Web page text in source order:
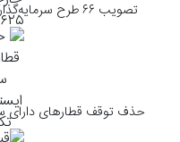
تصویب ۶۶ طرح سرمایه‌گذاری خارجی به ارزش ۶۲۵ میلیون دلار
حذف توقف قطارهای دارای